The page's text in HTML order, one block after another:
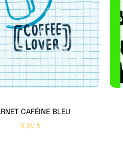
CAFÉINE BLEU
9,90 €